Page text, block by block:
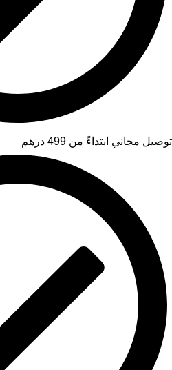
توصيل مجاني ابتداءً من 499 درهم